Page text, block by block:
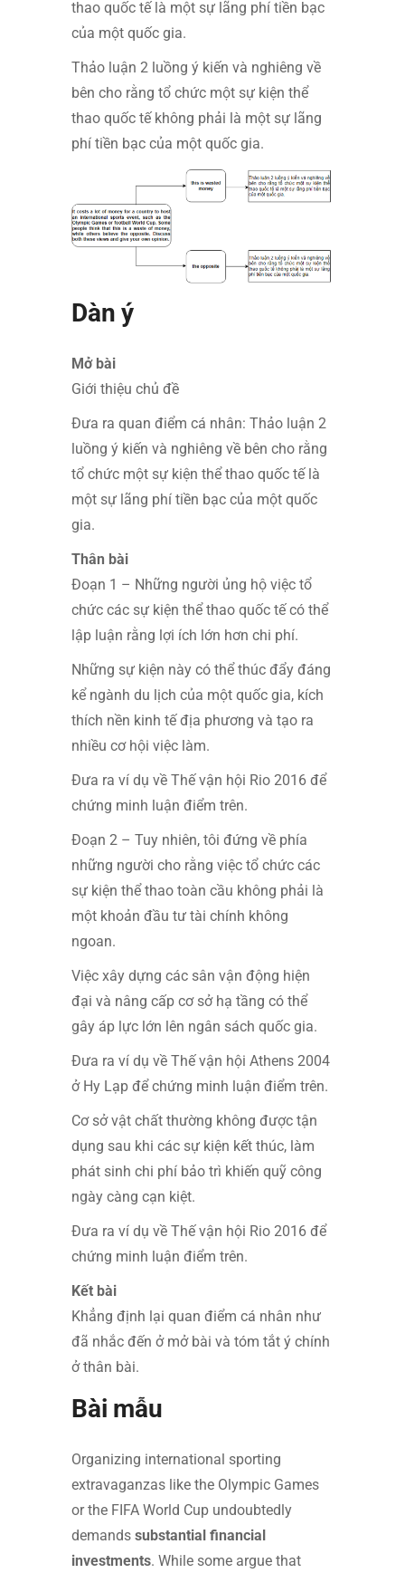
thao quốc tế là một sự lãng phí tiền bạc
của một quốc gia.
Thảo luận 2 luồng ý kiến và nghiêng về
bên cho rằng tổ chức một sự kiện thể
thao quốc tế không phải là một sự lãng
phí tiền bạc của một quốc gia.
Dàn ý
Mở bài
Giới thiệu chủ đề
Đưa ra quan điểm cá nhân: Thảo luận 2
luồng ý kiến và nghiêng về bên cho rằng
tổ chức một sự kiện thể thao quốc tế là
một sự lãng phí tiền bạc của một quốc
gia.
Thân bài
Đoạn 1 – Những người ủng hộ việc tổ
chức các sự kiện thể thao quốc tế có thể
lập luận rằng lợi ích lớn hơn chi phí.
Những sự kiện này có thể thúc đẩy đáng
kể ngành du lịch của một quốc gia, kích
thích nền kinh tế địa phương và tạo ra
nhiều cơ hội việc làm.
Đưa ra ví dụ về Thế vận hội Rio 2016 để
chứng minh luận điểm trên.
Đoạn 2 – Tuy nhiên, tôi đứng về phía
những người cho rằng việc tổ chức các
sự kiện thể thao toàn cầu không phải là
một khoản đầu tư tài chính không
ngoan.
Việc xây dựng các sân vận động hiện
đại và nâng cấp cơ sở hạ tầng có thể
gây áp lực lớn lên ngân sách quốc gia.
Đưa ra ví dụ về Thế vận hội Athens 2004
ở Hy Lạp để chứng minh luận điểm trên.
Cơ sở vật chất thường không được tận
dụng sau khi các sự kiện kết thúc, làm
phát sinh chi phí bảo trì khiến quỹ công
ngày càng cạn kiệt.
Đưa ra ví dụ về Thế vận hội Rio 2016 để
chứng minh luận điểm trên.
Kết bài
Khẳng định lại quan điểm cá nhân như
đã nhắc đến ở mở bài và tóm tắt ý chính
ở thân bài.
Bài mẫu
Organizing international sporting
extravaganzas like the Olympic Games
or the FIFA World Cup undoubtedly
demands substantial financial
investments. While some argue that